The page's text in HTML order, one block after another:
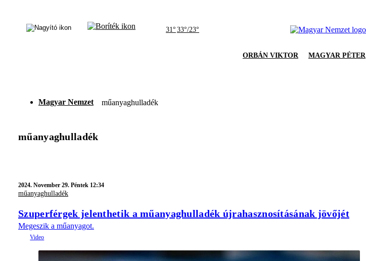
31° 33°/23°
ORBÁN VIKTOR MAGYAR PÉTER
Magyar Nemzet műanyaghulladék
műanyaghulladék
2024. November 29. Péntek 12:34
műanyaghulladék
Szuperférgek jelenthetik a műanyaghulladék újrahasznosításának jövőjét
Megeszik a műanyagot.